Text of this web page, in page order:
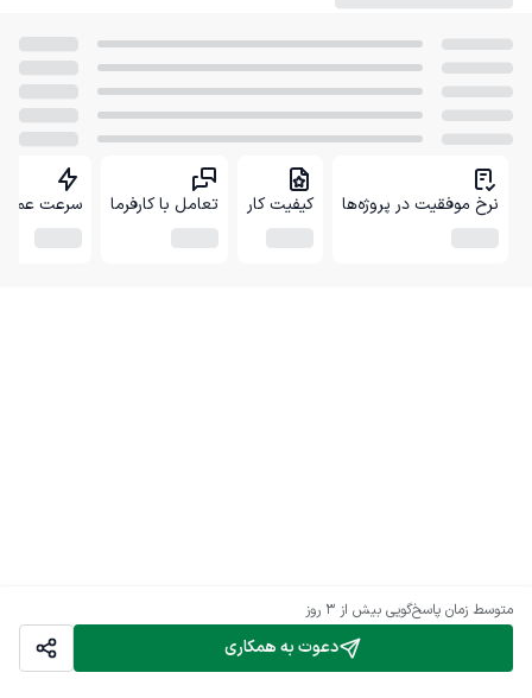
دعوت به همکاری
متوسط زمان پاسخ‌گویی بیش از ۳ روز
نرخ موفقیت در پروژه‌ها کیفیت کار تعامل با کارفرما سرعت عمل